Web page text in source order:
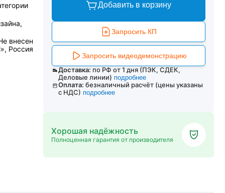
внесен
Россия
Добавить в корзину
Запросить КП
Запросить видеодемонстрацию
Доставка: по РФ от 1 дня (ПЭК, СДЕК,
Деловые линии) подробнее
Оплата: безналичный расчёт (цены указаны
с НДС) подробнее
Хорошая надёжность
Полноценная гарантия от производителя